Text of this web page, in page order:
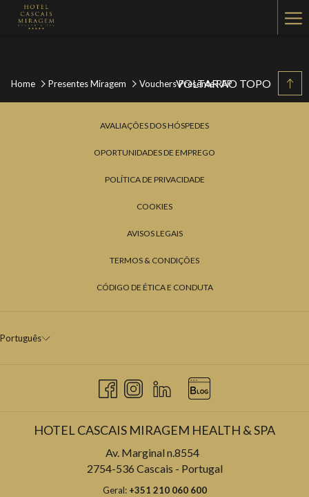
Home Presentes Miragem Vouchers Presente RFP
VOLTAR AO TOPO
AVALIAÇÕES DOS HÓSPEDES
OPORTUNIDADES DE EMPREGO
POLÍTICA DE PRIVACIDADE
COOKIES
AVISOS LEGAIS
TERMOS & CONDIÇÕES
CÓDIGO DE ÉTICA E CONDUTA
Português
HOTEL CASCAIS MIRAGEM HEALTH & SPA
Av. Marginal n.8554
2754-536 Cascais - Portugal
Geral: +351 210 060 600